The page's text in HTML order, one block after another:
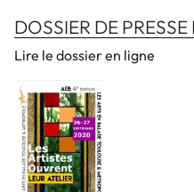
DOSSIER DE
Lire le dossier en ligne